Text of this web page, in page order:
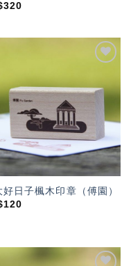
320
望輕
好日子楓木印章（傅園）
120